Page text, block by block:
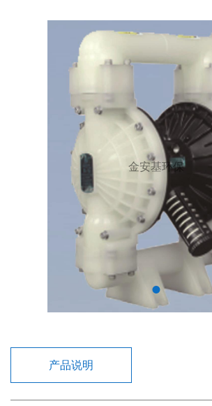
金安基环保
产品说明